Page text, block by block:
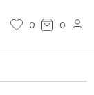
0 0